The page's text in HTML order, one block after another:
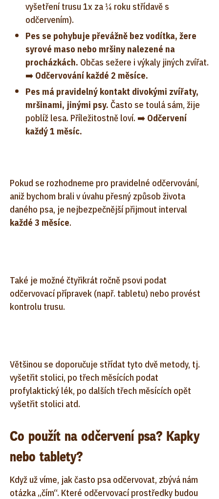
vyšetření trusu 1x za ¼ roku střídavě s
odčervením).
Pes se pohybuje převážně bez vodítka, žere
syrové maso nebo mršiny nalezené na
procházkách. Občas sežere i výkaly jiných zvířat.
➡️ Odčervování každé 2 měsíce.
Pes má pravidelný kontakt divokými zvířaty,
mršinami, jinými psy. Často se toulá sám, žije
poblíž lesa. Příležitostně loví. ➡️ Odčervení
každý 1 měsíc.
Pokud se rozhodneme pro pravidelné odčervování,
aniž bychom brali v úvahu přesný způsob života
daného psa, je nejbezpečnější přijmout interval
každé 3 měsíce.
Také je možné čtyřikrát ročně psovi podat
odčervovací přípravek (např. tabletu) nebo provést
kontrolu trusu.
Většinou se doporučuje střídat tyto dvě metody, tj.
vyšetřit stolici, po třech měsících podat
profylaktický lék, po dalších třech měsících opět
vyšetřit stolici atd.
Co použít na odčervení psa? Kapky
nebo tablety?
Když už víme, jak často psa odčervovat, zbývá nám
otázka „čím“. Které odčervovací prostředky budou